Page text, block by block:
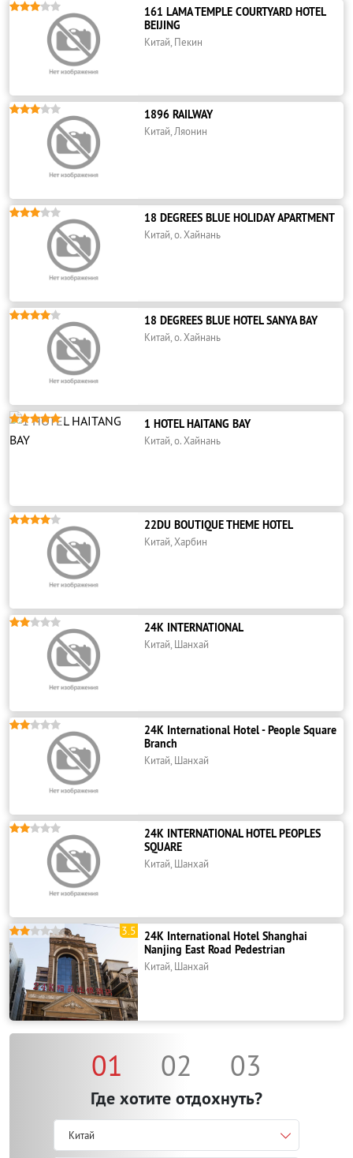

161 LAMA TEMPLE COURTYARD HOTEL
BEIJING
Китай, Пекин
 1896 RAILWAY
Китай, Ляонин
 18 DEGREES BLUE HOLIDAY APARTMENT
Китай, о. Хайнань
 18 DEGREES BLUE HOTEL SANYA BAY
Китай, о. Хайнань
 1 HOTEL HAITANG BAY
Китай, о. Хайнань
 22DU BOUTIQUE THEME HOTEL
Китай, Харбин
 24K INTERNATIONAL
Китай, Шанхай

24K International Hotel - People Square
Branch
Китай, Шанхай

24K INTERNATIONAL HOTEL PEOPLES
SQUARE
Китай, Шанхай
 3.5
24K International Hotel Shanghai
Nanjing East Road Pedestrian
Китай, Шанхай
01 02 03
Где хотите отдохнуть?
Китай